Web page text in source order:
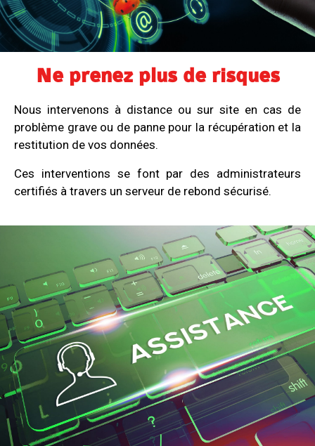
Ne prenez plus de risques
Nous intervenons à distance ou sur site en cas de
problème grave ou de panne pour la récupération et la
restitution de vos données.
Ces interventions se font par des administrateurs
certifiés à travers un serveur de rebond sécurisé.